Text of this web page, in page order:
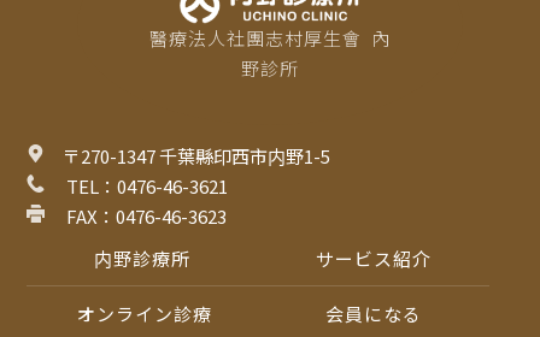
醫療法人社團志村厚生會  內
野診所
〒270-1347 千葉縣印西市内野1-5
TEL：0476-46-3621
FAX：0476-46-3623
内野診療所
サービス紹介
オンライン診療 会員になる